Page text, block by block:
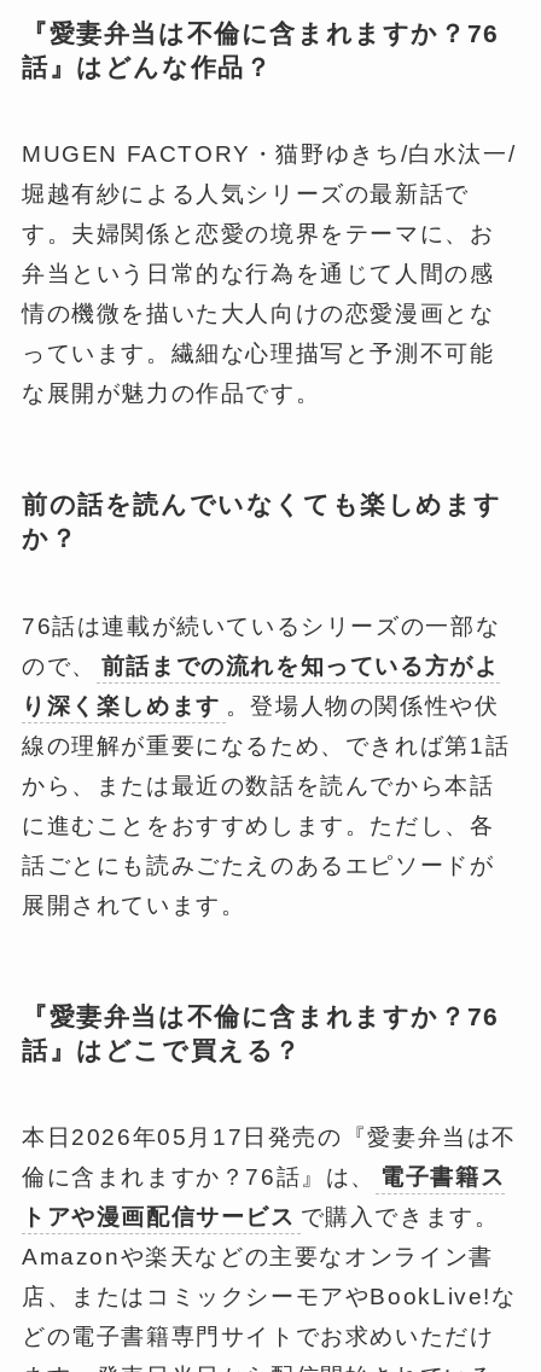
『愛妻弁当は不倫に含まれますか？76
話』はどんな作品？
MUGEN FACTORY・猫野ゆきち/白水汰一/
堀越有紗による人気シリーズの最新話で
す。夫婦関係と恋愛の境界をテーマに、お
弁当という日常的な行為を通じて人間の感
情の機微を描いた大人向けの恋愛漫画とな
っています。繊細な心理描写と予測不可能
な展開が魅力の作品です。
前の話を読んでいなくても楽しめます
か？
76話は連載が続いているシリーズの一部な
ので、
前話までの流れを知っている方がよ
り深く楽しめます 。登場人物の関係性や伏
線の理解が重要になるため、できれば第1話
から、または最近の数話を読んでから本話
に進むことをおすすめします。ただし、各
話ごとにも読みごたえのあるエピソードが
展開されています。
『愛妻弁当は不倫に含まれますか？76
話』はどこで買える？
本日2026年05月17日発売の『愛妻弁当は不
倫に含まれますか？76話』は、
電子書籍ス
トアや漫画配信サービス で購入できます。
Amazonや楽天などの主要なオンライン書
店、またはコミックシーモアやBookLive!な
どの電子書籍専門サイトでお求めいただけ